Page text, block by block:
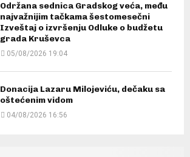
Održana sednica Gradskog veća, među
najvažnijim tačkama šestomesečni
Izveštaj o izvršenju Odluke o budžetu
grada Kruševca
05/08/2026 19:04
Donacija Lazaru Milojeviću, dečaku sa
oštećenim vidom
04/08/2026 16:56